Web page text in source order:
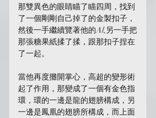
那雙異色的眼睛瞄了瞄四周，找到
了一個剛剛自己掉了的金製扣子，
然後一手繼續覽著他的Al,另一手把
那張糖果紙揉了揉，跟那扣子捏在
了一起。
當他再度攤開掌心，高超的變形術
起了作用，那變成了一個有金色指
環，環的一邊是龍的翅膀構成，另
一邊是鳳凰的翅膀所構成，而上面